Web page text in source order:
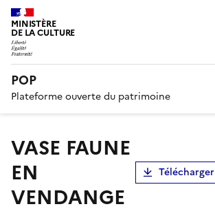
MINISTÈRE
DE LA CULTURE
POP
Plateforme ouverte du patrimoine
VASE FAUNE
EN
VENDANGE
Télécharger